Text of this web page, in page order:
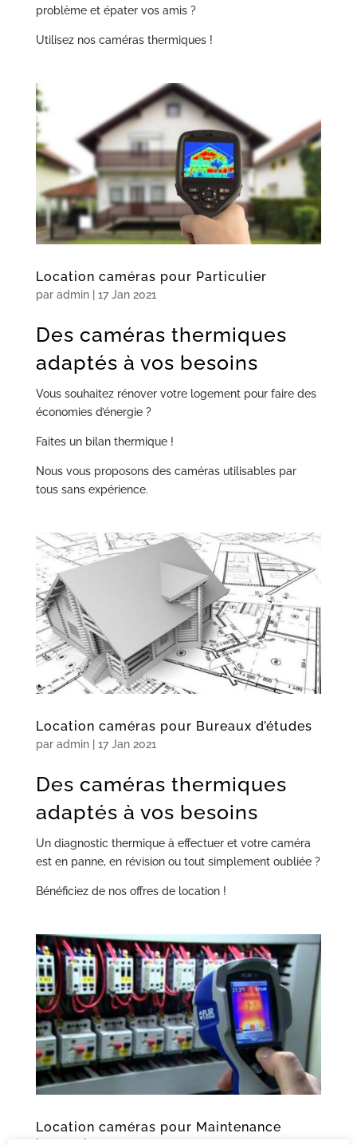
problème et épater vos amis ?
Utilisez nos caméras thermiques !
Location caméras pour Particulier
par admin| 17 Jan 2021
Des caméras thermiques
adaptés à vos besoins
Vous souhaitez rénover votre logement pour faire des
économies d’énergie ?
Faites un bilan thermique !
Nous vous proposons des caméras utilisables par
tous sans expérience.
Location caméras pour Bureaux d’études
par admin| 17 Jan 2021
Des caméras thermiques
adaptés à vos besoins
Un diagnostic thermique à effectuer et votre caméra
est en panne, en révision ou tout simplement oubliée ?
Bénéficiez de nos offres de location !
Location caméras pour Maintenance